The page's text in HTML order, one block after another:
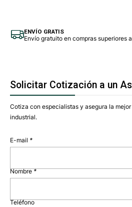
ENVÍO GRATIS
Envío gratuito en compras
Solicitar Cotización a un
Cotiza con especialistas y asegura la
industrial.
E-mail *
Nombre*
Teléfono